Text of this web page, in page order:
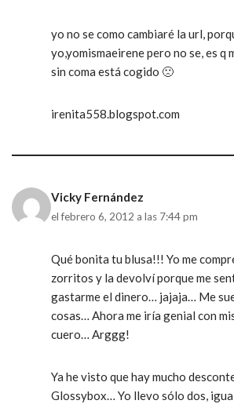
yo no se como cambiaré la url,
yo,yomismaeirene pero no se, es q
sin coma está cogido 🙁
irenita558.blogspot.com
Vicky Fernández
el febrero 6, 2012 a las 7:44 pm
Qué bonita tu blusa!!! Yo me
zorritos y la devolví porque me
gastarme el dinero… jajaja… Me
cosas… Ahora me iría genial con
cuero… Arggg!
Ya he visto que hay mucho
Glossybox… Yo llevo sólo dos,